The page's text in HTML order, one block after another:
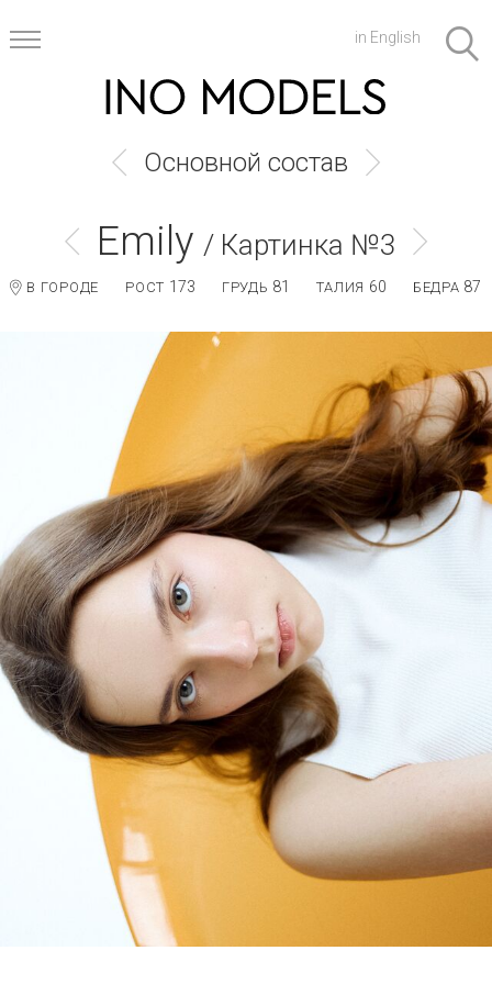
in English
Основной состав
Emily / Картинка №3
В ГОРОДЕ РОСТ 173 ГРУДЬ 81 ТАЛИЯ 60 БЕДРА 87